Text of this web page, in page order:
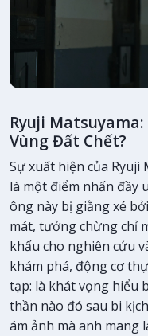
Ryuji
Vùng Đất Chết?
Sự xuất hiện của Ryuji
là một điểm nhấn đầy
ông này bị giằng xé
mát, tưởng chừng chỉ
khấu cho nghiên cứu
khám phá, động cơ
tạp: là khát vọng hiểu
thần nào đó sau bi
ám ảnh mà anh mang